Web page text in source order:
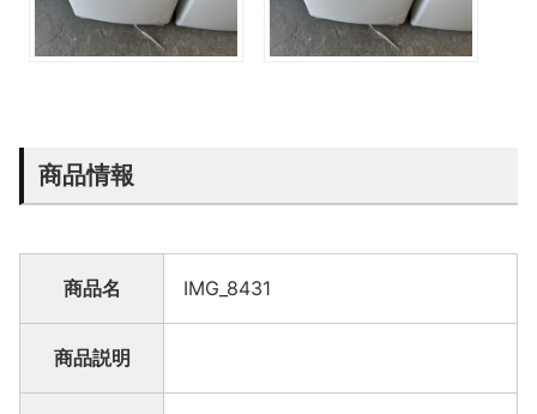
商品情報
商品名 IMG_8431
商品説明